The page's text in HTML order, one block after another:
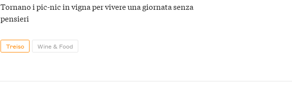
Tornano i pic-nic in vigna per vivere una giornata senza
pensieri
Treiso Wine & Food